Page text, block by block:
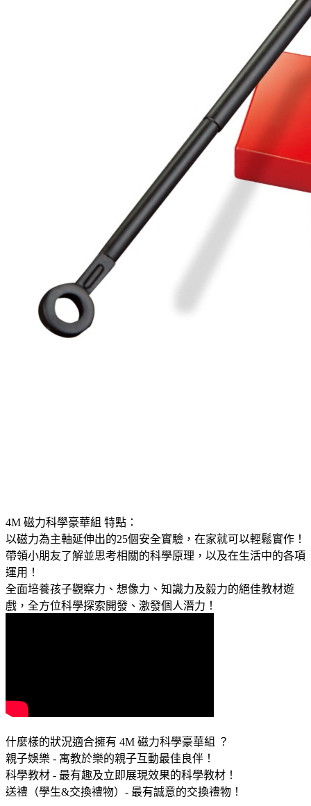
4M 磁力科學豪華組 特點：
以磁力為主軸延伸出的25個安全實驗，在家就可以輕鬆實作！
帶領小朋友了解並思考相關的科學原理，以及在生活中的各項
運用！
全面培養孩子觀察力、想像力、知識力及毅力的絕佳教材遊
戲，全方位科學探索開發、激發個人潛力！
什麼樣的狀況適合擁有 4M 磁力科學豪華組 ？
親子娛樂 - 寓教於樂的親子互動最佳良伴！
科學教材 - 最有趣及立即展現效果的科學教材！
送禮（學生&交換禮物）- 最有誠意的交換禮物！